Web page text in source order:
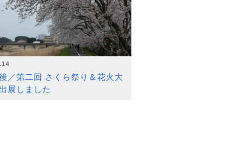
／第二回 さくら祭り＆花火大
展しました